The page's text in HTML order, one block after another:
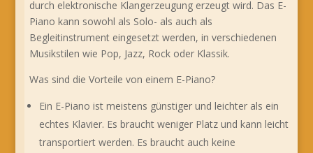
durch elektronische Klangerzeugung erzeugt wird. Das E-
Piano kann sowohl als Solo- als auch als
Begleitinstrument eingesetzt werden, in verschiedenen
Musikstilen wie Pop, Jazz, Rock oder Klassik.
Was sind die Vorteile von einem E-Piano?
Ein E-Piano ist meistens günstiger und leichter als ein
echtes Klavier. Es braucht weniger Platz und kann leicht
transportiert werden. Es braucht auch keine